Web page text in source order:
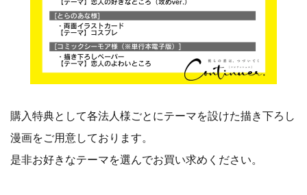
購入特典として各法人様ごとにテーマを設けた描き下ろし
漫画をご用意しております。
是非お好きなテーマを選んでお買い求めください。